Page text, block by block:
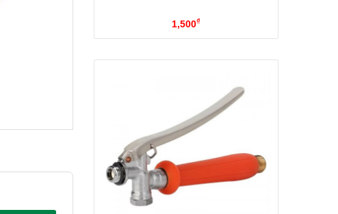
1,500₫